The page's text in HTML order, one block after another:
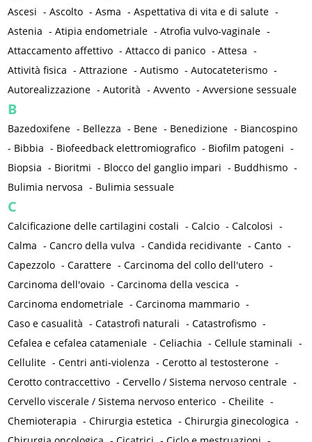
Ascesi -Ascolto -Asma -Aspettativa di vita e di salute -
Astenia -Atipia endometriale -Atrofia vulvo-vaginale -
Attaccamento affettivo -Attacco di panico -Attesa -
Attività fisica -Attrazione -Autismo -Autocateterismo -
Autorealizzazione -Autorità -Avvento -Avversione sessuale
B
Bazedoxifene - Bellezza - Bene - Benedizione - Biancospino
- Bibbia - Biofeedback elettromiografico - Biofilm patogeni -
Biopsia - Bioritmi - Blocco del ganglio impari - Buddhismo -
Bulimia nervosa - Bulimia sessuale
C
Calcificazione delle cartilagini costali -Calcio -Calcolosi -
Calma -Cancro della vulva -Candida recidivante -Canto -
Capezzolo -Carattere -Carcinoma del collo dell'utero -
Carcinoma dell'ovaio -Carcinoma della vescica -
Carcinoma endometriale -Carcinoma mammario -
Caso e casualità -Catastrofi naturali -Catastrofismo -
Cefalea e cefalea catameniale -Celiachia -Cellule staminali -
Cellulite -Centri anti-violenza -Cerotto al testosterone -
Cerotto contraccettivo -Cervello / Sistema nervoso centrale -
Cervello viscerale / Sistema nervoso enterico -Cheilite -
Chemioterapia -Chirurgia estetica -Chirurgia ginecologica -